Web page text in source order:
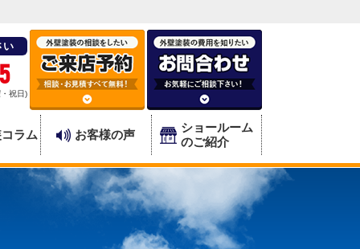
い
祝日)
ラム お客様の声
ショールーム
のご紹介